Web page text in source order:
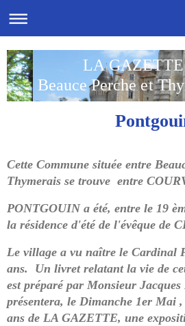
LA GAZETTE
Beauce Perche et
Cette Commune située entre
Thymerais se trouve entre
PONTGOUIN a été, entre le 19
la résidence d'été de l'évêque de
Le village a vu naître le Cardinal
ans. Un livret relatant la vie de
est préparé par Monsieur
présentera, le Dimanche 1er Mai
ans de LA GAZETTE, une